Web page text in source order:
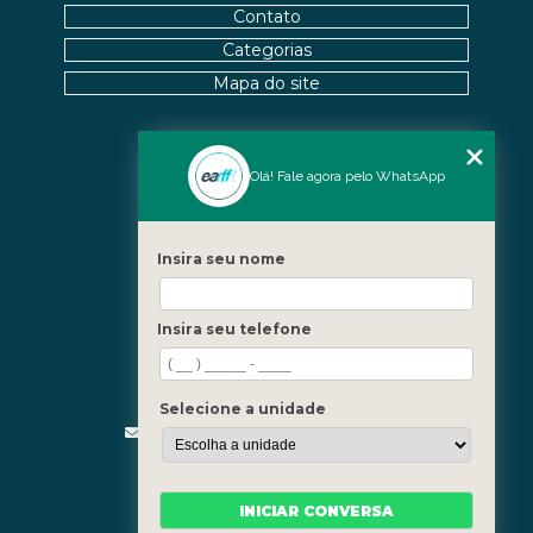
DOR DE FORMA EFICAZ
TRATAMENTOS EFICAZES
TRATAMENTO IDEAL PARA SUA SAÚDE
TRATAMENTO IDEAL PARA SUAS DORES
Fale Conosco
(21) 3619-5657
(21) 99390-3850
contato@fisioterapiainvestigativa.com
Segunda a sexta, das 7h às 21h
Nossas Unidades
Barra - Rio de Janeiro
Contato
Categorias
Mapa do site
Olá! Fale agora pelo WhatsApp
Insira seu nome
Insira seu telefone
Selecione a unidade
INICIAR CONVERSA